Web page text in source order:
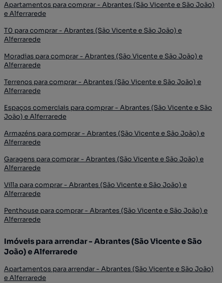
Apartamentos para comprar - Abrantes (São Vicente e São João)
e Alferrarede
T0 para comprar - Abrantes (São Vicente e São João) e
Alferrarede
Moradias para comprar - Abrantes (São Vicente e São João) e
Alferrarede
Terrenos para comprar - Abrantes (São Vicente e São João) e
Alferrarede
Espaços comerciais para comprar - Abrantes (São Vicente e São
João) e Alferrarede
Armazéns para comprar - Abrantes (São Vicente e São João) e
Alferrarede
Garagens para comprar - Abrantes (São Vicente e São João) e
Alferrarede
Villa para comprar - Abrantes (São Vicente e São João) e
Alferrarede
Penthouse para comprar - Abrantes (São Vicente e São João) e
Alferrarede
Imóveis para arrendar - Abrantes (São Vicente e São
João) e Alferrarede
Apartamentos para arrendar - Abrantes (São Vicente e São João)
e Alferrarede